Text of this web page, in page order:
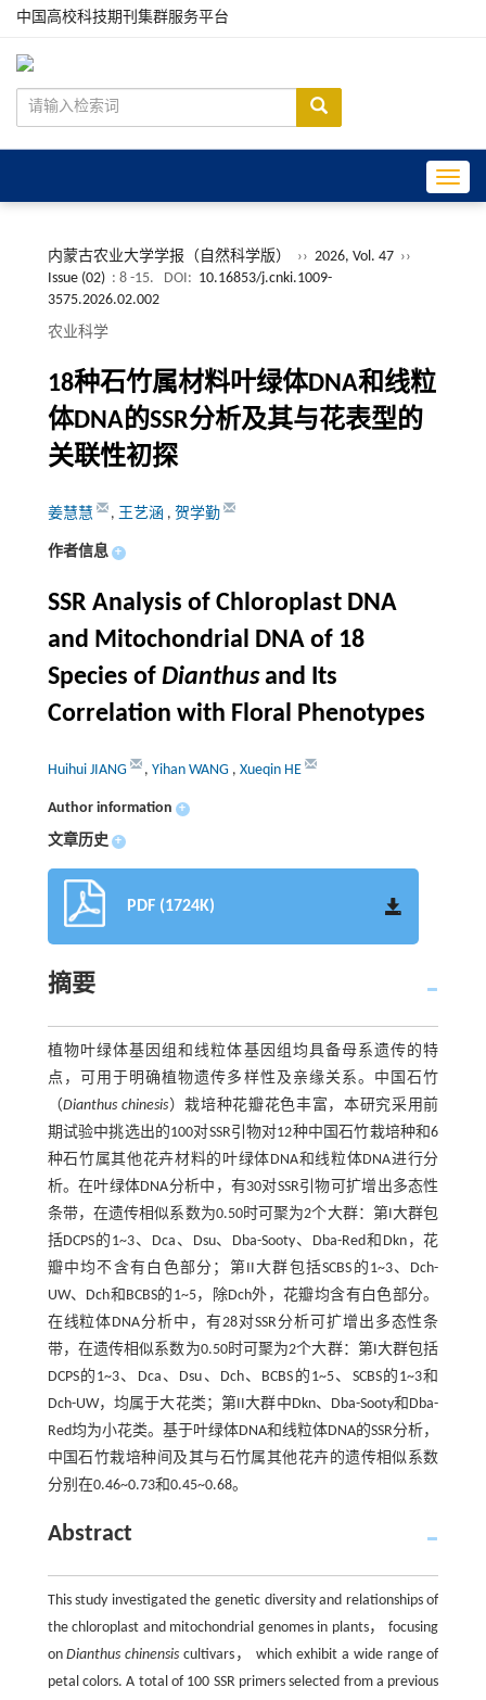
中国高校科技期刊集群服务平台
内蒙古农业大学学报（自然科学版） ›› 2026, Vol. 47 ››
Issue (02) : 8 -15. DOI: 10.16853/j.cnki.1009-
3575.2026.02.002
农业科学
18种石竹属材料叶绿体DNA和线粒
体DNA的SSR分析及其与花表型的
关联性初探
姜慧慧 , 王艺涵 , 贺学勤
作者信息 +
SSR Analysis of Chloroplast DNA
and Mitochondrial DNA of 18
Species of Dianthusand Its
Correlation with Floral Phenotypes
Huihui JIANG , Yihan WANG , Xueqin HE
Author information +
文章历史 +
PDF (1724K)
摘要
植物叶绿体基因组和线粒体基因组均具备母系遗传的特
点，可用于明确植物遗传多样性及亲缘关系。中国石竹
（Dianthus chinesis）栽培种花瓣花色丰富，本研究采用前
期试验中挑选出的100对SSR引物对12种中国石竹栽培种和6
种石竹属其他花卉材料的叶绿体DNA和线粒体DNA进行分
析。在叶绿体DNA分析中，有30对SSR引物可扩增出多态性
条带，在遗传相似系数为0.50时可聚为2个大群：第I大群包
括DCPS的1~3、Dca、Dsu、Dba-Sooty、Dba-Red和Dkn，花
瓣中均不含有白色部分；第II大群包括SCBS的1~3、Dch-
UW、Dch和BCBS的1~5，除Dch外，花瓣均含有白色部分。
在线粒体DNA分析中，有28对SSR分析可扩增出多态性条
带，在遗传相似系数为0.50时可聚为2个大群：第I大群包括
DCPS的1~3、Dca、Dsu、Dch、BCBS的1~5、SCBS的1~3和
Dch-UW，均属于大花类；第II大群中Dkn、Dba-Sooty和Dba-
Red均为小花类。基于叶绿体DNA和线粒体DNA的SSR分析，
中国石竹栽培种间及其与石竹属其他花卉的遗传相似系数
分别在0.46~0.73和0.45~0.68。
Abstract
This study investigated the genetic diversity and relationships of
the chloroplast and mitochondrial genomes in plants， focusing
onDianthus chinensis cultivars， which exhibit a wide range of
petal colors. A total of 100 SSR primers selected from a previous